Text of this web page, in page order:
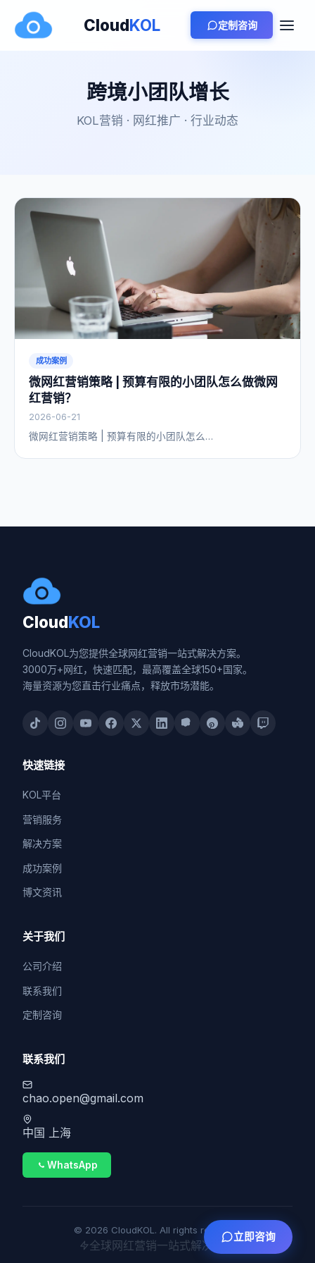
CloudKOL 定制咨询
跨境小团队增长
KOL营销 · 网红推广 · 行业动态
成功案例
微网红营销策略 | 预算有限的小团队怎么做微网
红营销？
2026-06-21
微网红营销策略 | 预算有限的小团队怎么…
CloudKOL
CloudKOL为您提供全球网红营销一站式解决方案。
3000万+网红，快速匹配，最高覆盖全球150+国家。
海量资源为您直击行业痛点，释放市场潜能。
快速链接
KOL平台
营销服务
解决方案
成功案例
博文资讯
关于我们
公司介绍
联系我们
定制咨询
联系我们
chao.open@gmail.com
中国 上海
WhatsApp
© 2026 CloudKOL. All rights reserved.
全球网红营销一站式解决方案
立即咨询